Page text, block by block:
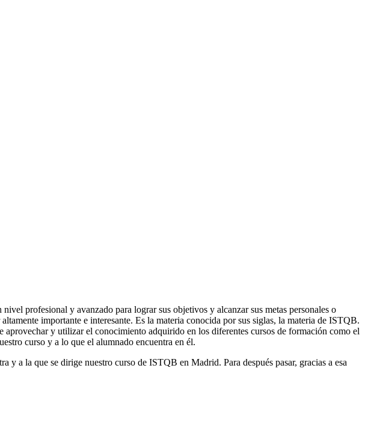
profesional y avanzado para lograr sus objetivos y alcanzar sus metas personales o
importante e interesante. Es la materia conocida por sus siglas, la materia de ISTQB.
aprovechar y utilizar el conocimiento adquirido en los diferentes cursos de formación como el
curso y a lo que el alumnado encuentra en él.
a la que se dirige nuestro curso de ISTQB en Madrid. Para después pasar, gracias a esa